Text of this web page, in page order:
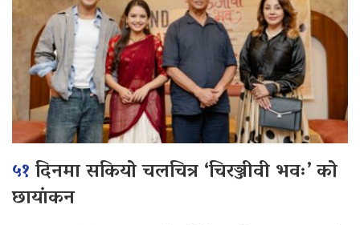
५१दिनमा सकियो चलचित्र ‘चिरञ्जीवी भवः’ को
छायांकन